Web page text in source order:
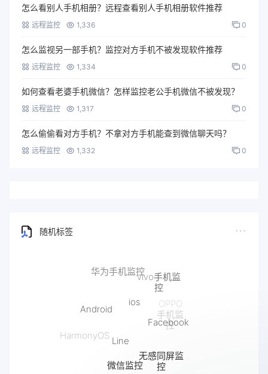
怎么看别人手机相册？远程查看别人手机相册软件推荐
远程监控 1,336 0
怎么监视另一部手机？监控对方手机不被发现软件推荐
远程监控 1,334 0
如何查看老婆手机微信？怎样监控老公手机微信不被发现？
远程监控 1,317 0
怎么偷偷看对方手机？不拿对方手机能查到微信聊天吗？
远程监控 1,332 0
随机标签
快手监控
抖音监控
HarmonyOS
Facebook
控
微信监控